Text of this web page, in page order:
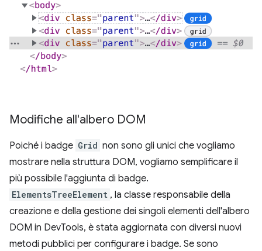
Modifiche all'albero DOM
Poiché i badge Grid non sono gli unici che vogliamo
mostrare nella struttura DOM, vogliamo semplificare il
più possibile l'aggiunta di badge.
ElementsTreeElement , la classe responsabile della
creazione e della gestione dei singoli elementi dell'albero
DOM in DevTools, è stata aggiornata con diversi nuovi
metodi pubblici per configurare i badge. Se sono